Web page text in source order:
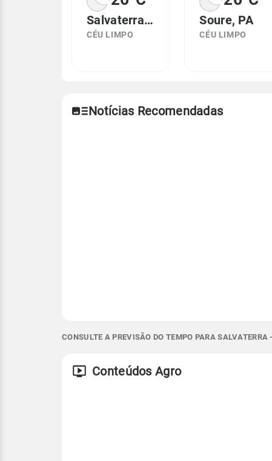
Salvaterra, PA
CÉU LIMPO
Soure, PA
CÉU LIMPO
Notícias Recomendadas
CONSULTE A PREVISÃO DO TEMPO PARA SALVATERRA
Conteúdos Agro